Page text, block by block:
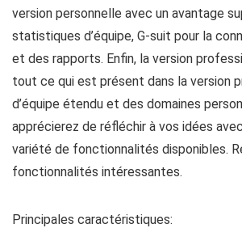
version personnelle avec un avantage
statistiques d’équipe, G-suit pour la
et des rapports. Enfin, la version
tout ce qui est présent dans la version
d’équipe étendu et des domaines
apprécierez de réfléchir à vos idées
variété de fonctionnalités disponibles.
fonctionnalités intéressantes.
Principales caractéristiques: